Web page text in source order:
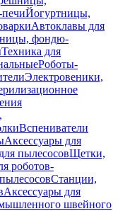
Йогуртницы,
Автоклавы для
фондю-
Техника для
Роботы-
Электровеники,
Вспениватели
Аксессуары для
пылесосовЩетки,
роботов-
Станции,
Аксессуары для
швейного